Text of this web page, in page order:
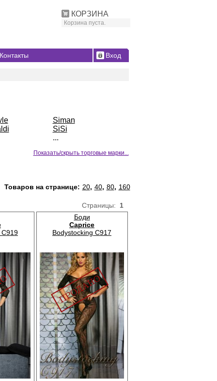
КОРЗИНА
Корзина пуста.
Контакты Вход
Siman
SiSi
...
Показать/скрыть торговые марки...
Товаров на странице: 20, 40, 80, 160
Страницы: 1
C919
Боди
Caprice
Bodystocking C917